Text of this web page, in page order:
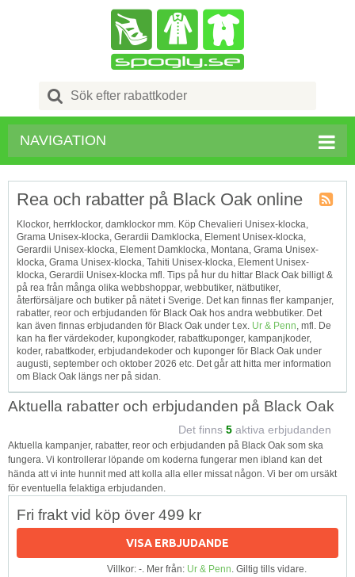
Search
for:
NAVIGATION
Rea och rabatter på Black Oak online
Klockor, herrklockor, damklockor mm. Köp Chevalieri Unisex-klocka,
Grama Unisex-klocka, Gerardii Damklocka, Element Unisex-klocka,
Gerardii Unisex-klocka, Element Damklocka, Montana, Grama Unisex-
klocka, Grama Unisex-klocka, Tahiti Unisex-klocka, Element Unisex-
klocka, Gerardii Unisex-klocka mfl. Tips på hur du hittar Black Oak billigt &
på rea från många olika webbshoppar, webbutiker, nätbutiker,
återförsäljare och butiker på nätet i Sverige. Det kan finnas fler kampanjer,
rabatter, reor och erbjudanden för Black Oak hos andra webbutiker. Det
kan även finnas erbjudanden för Black Oak under t.ex. Ur & Penn, mfl. De
kan ha fler värdekoder, kupongkoder, rabattkuponger, kampanjkoder,
koder, rabattkoder, erbjudandekoder och kuponger för Black Oak under
augusti, september och oktober 2026 etc. Det går att hitta mer information
om Black Oak längs ner på sidan.
Aktuella rabatter och erbjudanden på Black Oak
Det finns 5 aktiva erbjudanden
Aktuella kampanjer, rabatter, reor och erbjudanden på Black Oak som ska
fungera. Vi kontrollerar löpande om koderna fungerar men ibland kan det
hända att vi inte hunnit med att kolla alla eller missat någon. Vi ber om ursäkt
för eventuella felaktiga erbjudanden.
Fri frakt vid köp över 499 kr
VISA ERBJUDANDE
Villkor: -. Mer från: Ur & Penn. Giltig tills vidare.